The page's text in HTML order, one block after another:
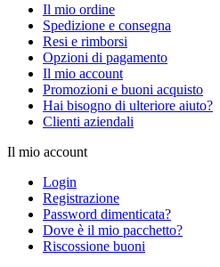
Il mio ordine
Spedizione e consegna
Resi e rimborsi
Opzioni di pagamento
Il mio account
Promozioni e buoni acquisto
Hai bisogno di ulteriore aiuto?
Clienti aziendali
Il mio account
Login
Registrazione
Password dimenticata?
Dove è il mio pacchetto?
Riscossione buoni